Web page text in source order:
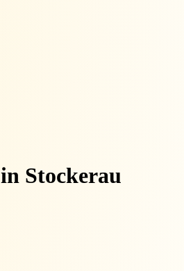
Stockerau